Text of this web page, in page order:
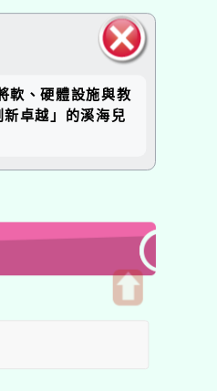
塊
軟、硬體設施與教
卓越」的溪海兒